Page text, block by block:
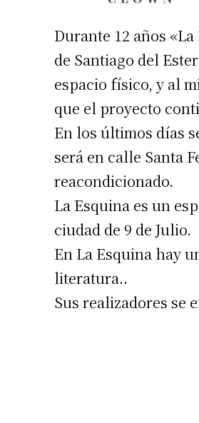
Durante 12 años
de Santiago del
espacio físico, y al
que el proyecto
En los últimos días
será en calle Santa
reacondicionado.
La Esquina es un
ciudad de 9 de Julio.
En La Esquina hay
literatura..
Sus realizadores se